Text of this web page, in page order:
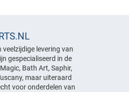
levering van
gespecialiseerd in de
Bath Art, Saphir,
maar uiteraard
voor onderdelen van